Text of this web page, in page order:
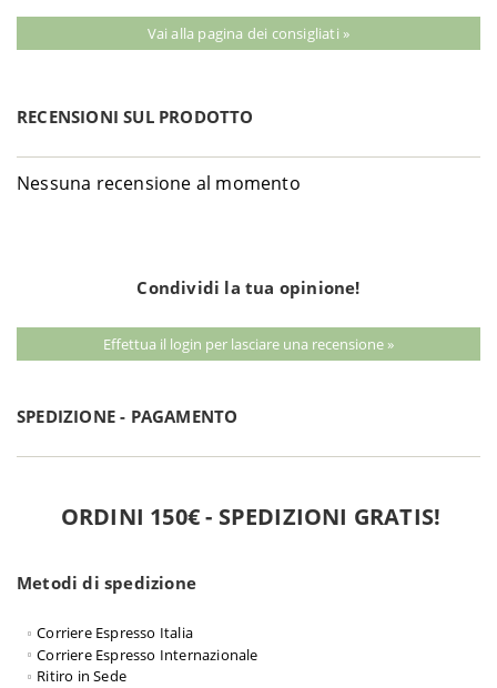
Vai alla pagina dei consigliati »
RECENSIONI SUL PRODOTTO
Nessuna recensione al momento
Condividi la tua opinione!
Effettua il login per lasciare una recensione »
SPEDIZIONE - PAGAMENTO
ORDINI 150€ - SPEDIZIONI GRATIS!
Metodi di spedizione
Corriere Espresso Italia
Corriere Espresso Internazionale
Ritiro in Sede